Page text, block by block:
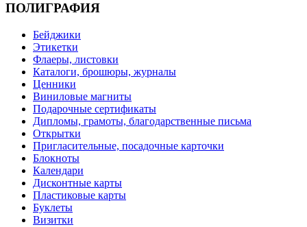
ПОЛИГРАФИЯ
Бейджики
Этикетки
Флаеры, листовки
Каталоги, брошюры, журналы
Ценники
Виниловые магниты
Подарочные сертификаты
Дипломы, грамоты, благодарственные письма
Открытки
Пригласительные, посадочные карточки
Блокноты
Календари
Дисконтные карты
Пластиковые карты
Буклеты
Визитки